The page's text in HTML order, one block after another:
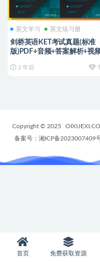
英文学习 英文练习册
剑桥英语KET考试真题(标准
版)PDF+音频+答案解析+视频
2 年前
Copyright © 2025
备案号：湘ICP备2023007409
首页 免费获取资源